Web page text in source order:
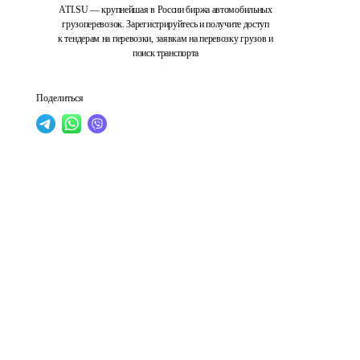
ATI.SU — крупнейшая в России биржа автомобильных
грузоперевозок. Зарегистрируйтесь и получите доступ
к тендерам на перевозки, заявкам на перевозку грузов и
поиск транспорта
Поделиться